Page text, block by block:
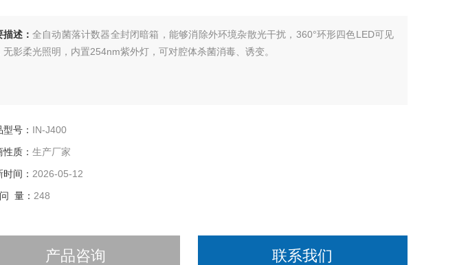
描述： 全自动菌落计数器全封闭暗箱，能够消除外环境杂散光干扰，360°环形四色LED可见
无影柔光照明，内置254nm紫外灯，可对腔体杀菌消毒、诱变。
型号： IN-J400
性质： 生产厂家
间： 2026-05-12
量： 248
产品咨询 联系我们